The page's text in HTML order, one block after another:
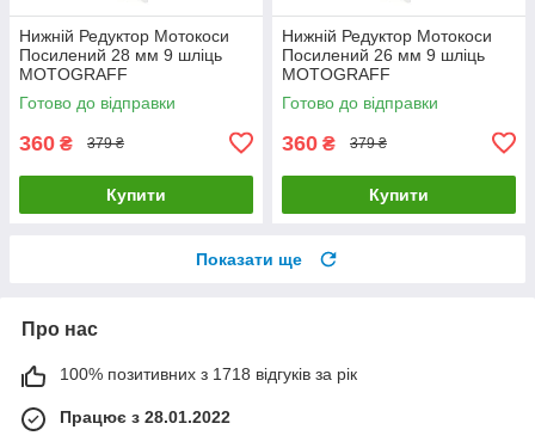
Нижній Редуктор Мотокоси
Посилений 28 мм 9 шліць
MOTOGRAFF
Готово до відправки
360 ₴ 379 ₴
Купити
Нижній Редуктор Мотокоси
Посилений 26 мм 9 шліць
MOTOGRAFF
Готово до відправки
360 ₴ 379 ₴
Купити
Показати ще
Про нас
100% позитивних з 1718 відгуків за рік
Працює з 28.01.2022